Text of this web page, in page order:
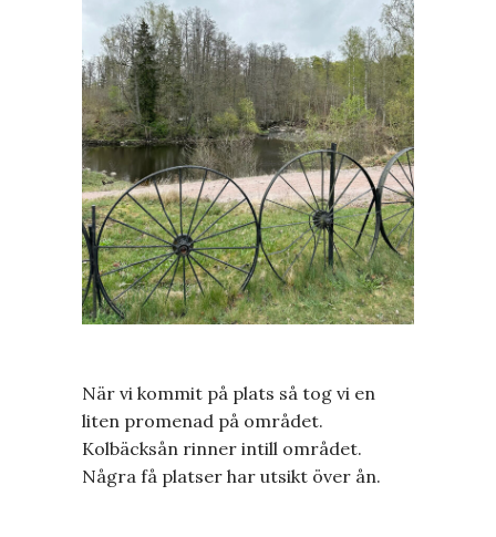
När vi kommit på plats så tog vi en
liten promenad på området.
Kolbäcksån rinner intill området.
Några få platser har utsikt över ån.